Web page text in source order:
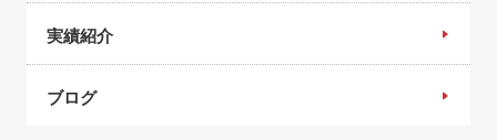
実績紹介
ブログ